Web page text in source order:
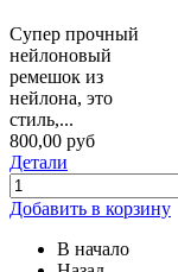
Супер прочный
нейлоновый
ремешок из
нейлона, это
стиль,...
800,00 руб
Детали
Добавить в корзину
В начало